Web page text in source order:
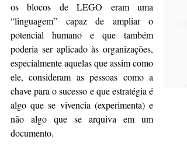
os blocos de LEGO eram uma
“linguagem” capaz de ampliar o
potencial humano e que também
poderia ser aplicado às organizações,
especialmente aquelas que assim como
ele, consideram as pessoas como a
chave para o sucesso e que estratégia é
algo que se vivencia (experimenta) e
não algo que se arquiva em um
documento.